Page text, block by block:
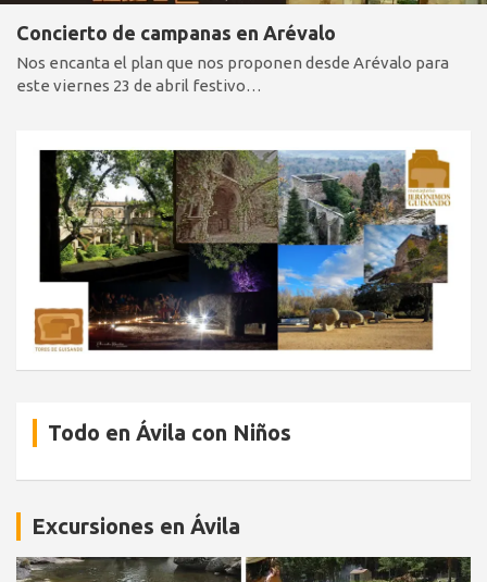
Concierto de campanas en Arévalo
Nos encanta el plan que nos proponen desde Arévalo para
este viernes 23 de abril festivo…
Todo en Ávila con Niños
Excursiones en Ávila